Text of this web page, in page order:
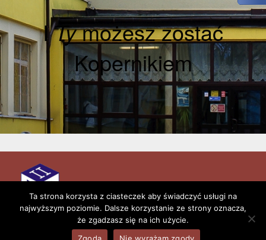
ITymożesz zostać
Kopernikiem
Aktualności
Kontakt
Copyright © 2026 II Liceum Ogólnokształcące im.
Mikołaja Kopernika w Łowiczu
Ta strona korzysta z ciasteczek aby świadczyć usługi na
najwyższym poziomie. Dalsze korzystanie ze strony oznacza,
że zgadzasz się na ich użycie.
Zgoda
Nie wyrażam zgody